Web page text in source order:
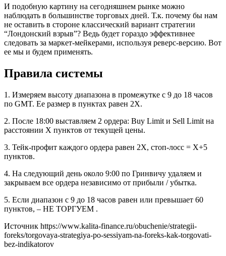
И подобную картину на сегодняшнем рынке можно
наблюдать в большинстве торговых дней. Т.к. почему бы нам
не оставить в стороне классический вариант стратегии
“Лондонский взрыв”? Ведь будет гораздо эффективнее
следовать за маркет-мейкерами, используя реверс-версию. Вот
ее мы и будем применять.
Правила системы
1. Измеряем высоту диапазона в промежутке с 9 до 18 часов
по GMT. Ее размер в пунктах равен 2Х.
2. После 18:00 выставляем 2 ордера: Buy Limit и Sell Limit на
расстоянии Х пунктов от текущей цены.
3. Тейк-профит каждого ордера равен 2Х, стоп-лосс = X+5
пунктов.
4. На следующий день около 9:00 по Гринвичу удаляем и
закрываем все ордера независимо от прибыли / убытка.
5. Если диапазон с 9 до 18 часов равен или превышает 60
пунктов, – НЕ ТОРГУЕМ .
Источник https://www.kalita-finance.ru/obuchenie/strategii-
foreks/torgovaya-strategiya-po-sessiyam-na-foreks-kak-torgovati-
bez-indikatorov